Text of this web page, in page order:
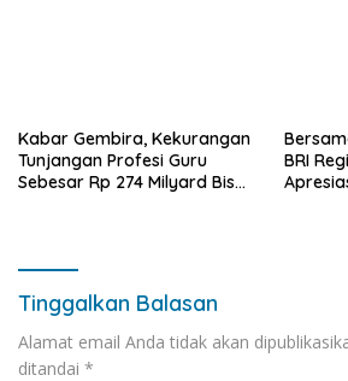
Kabar Gembira, Kekurangan
Tunjangan Profesi Guru
Sebesar Rp 274 Milyard Bisa
BRI
Tinggalkan Balasan
Alamat email Anda tidak akan
ditandai *